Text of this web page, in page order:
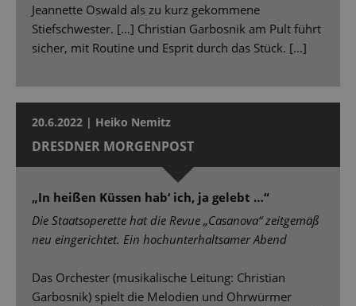
Jeannette Oswald als zu kurz gekommene
Stiefschwester. […] Christian Garbosnik am Pult führt
sicher, mit Routine und Esprit durch das Stück. [...]
20.6.2022 | Heiko Nemitz
DRESDNER MORGENPOST
„In heißen Küssen hab‘ ich, ja gelebt …“
Die Staatsoperette hat die Revue „Casanova“ zeitgemäß
neu eingerichtet. Ein hochunterhaltsamer Abend
Das Orchester (musikalische Leitung: Christian
Garbosnik) spielt die Melodien und Ohrwürmer